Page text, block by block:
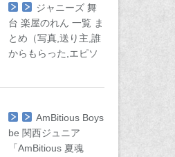
ジャニーズ 舞
台 楽屋のれん 一覧 ま
とめ（写真,送り主,誰
からもらった,エピソ
AmBitious Boys
be 関西ジュニア
「AmBitious 夏魂